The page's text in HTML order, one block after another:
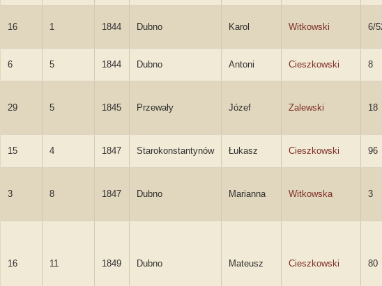
16 1 1844 Dubno Karol Witkowski 6/
6 5 1844 Dubno Antoni Cieszkowski 8
29 5 1845 Przewały Józef Zalewski 18
15 4 1847 Starokonstantynów Łukasz Cieszkowski 96
3 8 1847 Dubno Marianna Witkowska 3
16 11 1849 Dubno Mateusz Cieszkowski 80